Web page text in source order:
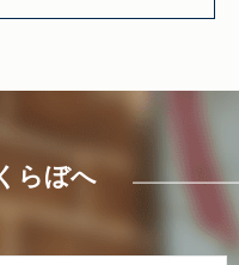
らぼへ